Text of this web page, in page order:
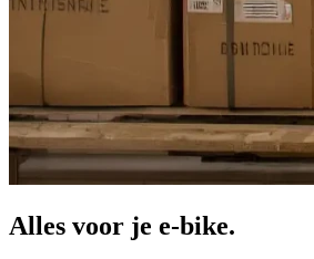
Alles voor je e-bike.